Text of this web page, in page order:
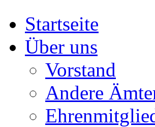
Startseite
Über uns
Vorstand
Andere